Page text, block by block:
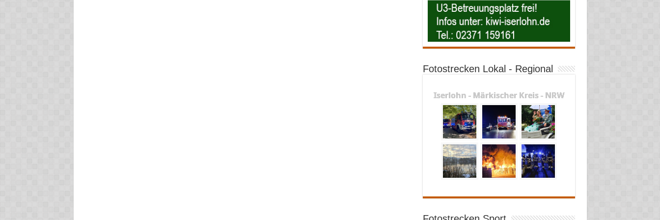
Fotostrecken Lokal - Regional
Iserlohn - Märkischer Kreis - NRW